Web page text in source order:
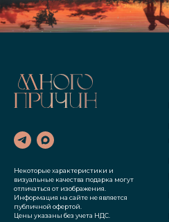
Некоторые характеристики и
визуальные качества подарка могут
отличаться от изображения.
Информация на сайте не является
публичной офертой.
Цены указаны без учета НДС.